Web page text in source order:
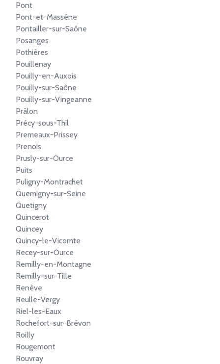
Pont
Pont-et-Massène
Pontailler-sur-Saône
Posanges
Pothières
Pouillenay
Pouilly-en-Auxois
Pouilly-sur-Saône
Pouilly-sur-Vingeanne
Prâlon
Précy-sous-Thil
Premeaux-Prissey
Prenois
Prusly-sur-Ource
Puits
Puligny-Montrachet
Quemigny-sur-Seine
Quetigny
Quincerot
Quincey
Quincy-le-Vicomte
Recey-sur-Ource
Remilly-en-Montagne
Remilly-sur-Tille
Renève
Reulle-Vergy
Riel-les-Eaux
Rochefort-sur-Brévon
Roilly
Rougemont
Rouvray